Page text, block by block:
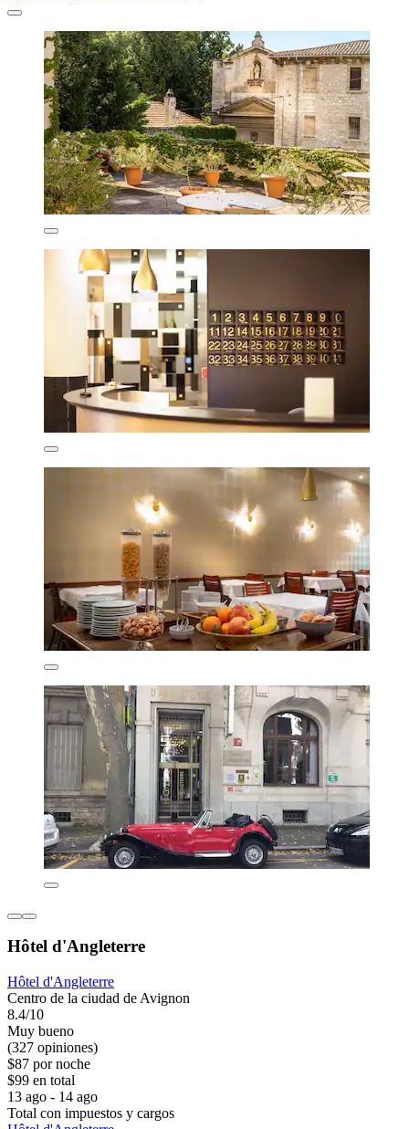
Hôtel d'Angleterre
Hôtel d'Angleterre
Centro de la ciudad de Avignon
8.4/10
Muy bueno
(327 opiniones)
$87 por noche
$99 en total
13 ago - 14 ago
Total con impuestos y cargos